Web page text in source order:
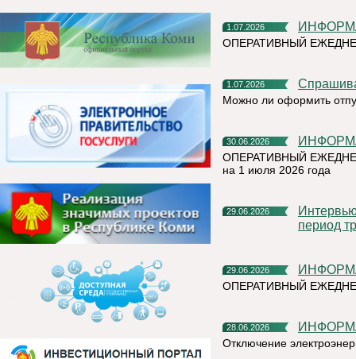
1.07.2026
ОПЕРАТИВНЫЙ
1.07.2026
Можно ли оформить
30.06.2026
ОПЕРАТИВНЫЙ
на 1 июля 2026 года
29.06.2026
Интервью руководителя на тему «Назначение пособия на
период
29.06.2026
ОПЕРАТИВНЫЙ
28.06.2026
Отключение